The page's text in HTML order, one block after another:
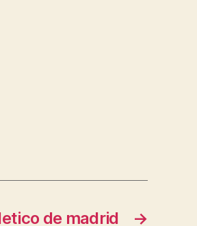
→
de madrid